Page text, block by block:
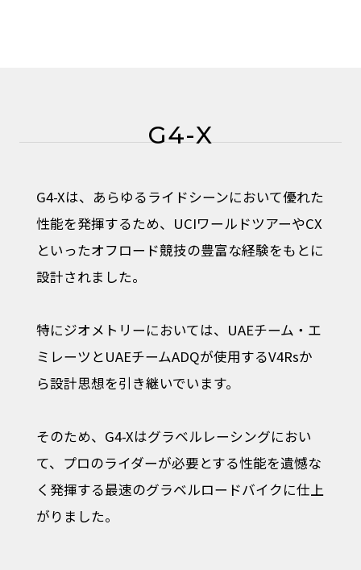
G4-X
G4-Xは、あらゆるライドシーンにおいて優れた
性能を発揮するため、UCIワールドツアーやCX
といったオフロード競技の豊富な経験をもとに
設計されました。
特にジオメトリーにおいては、UAEチーム・エ
ミレーツとUAEチームADQが使用するV4Rsか
ら設計思想を引き継いでいます。
そのため、G4-Xはグラベルレーシングにおい
て、プロのライダーが必要とする性能を遺憾な
く発揮する最速のグラベルロードバイクに仕上
がりました。